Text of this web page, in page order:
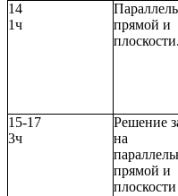
14
1ч
прямой и
плоскости.
15-17
3ч
Решение
на
прямой и
плоскости